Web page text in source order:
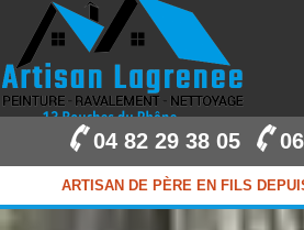
04 82 29 38 05
ARTISAN DE PÈRE EN FILS